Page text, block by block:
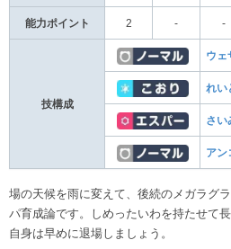
能力ポイント 2 - -
技構成
ウェ
れい
さい
アン
場の天候を雨に変えて、後続のメガラグ
パ育成論です。しめったいわを持たせて
自身は早めに退場しましょう。